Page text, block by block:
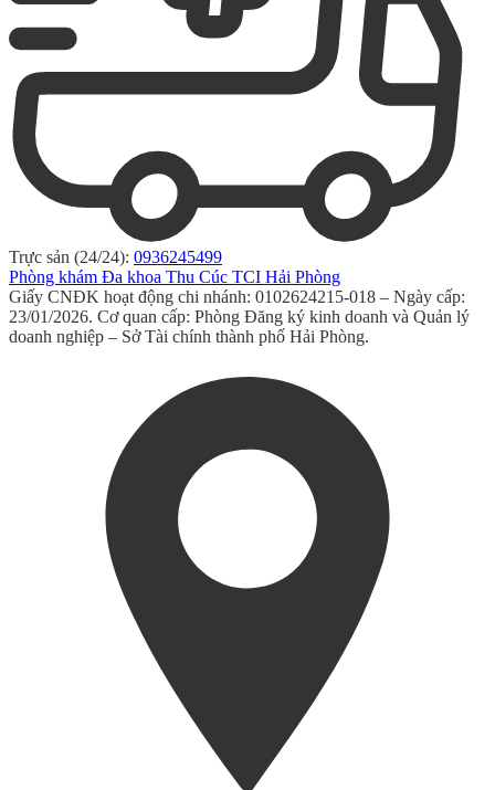
Trực sản (24/24): 0936245499
Phòng khám Đa khoa Thu Cúc TCI Hải Phòng
Giấy CNĐK hoạt động chi nhánh: 0102624215-018 – Ngày cấp:
23/01/2026. Cơ quan cấp: Phòng Đăng ký kinh doanh và Quản lý
doanh nghiệp – Sở Tài chính thành phố Hải Phòng.